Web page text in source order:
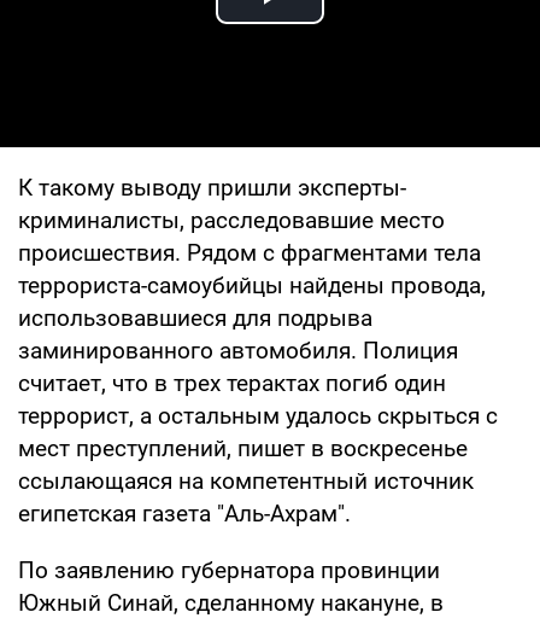
Play Video
К такому выводу пришли эксперты-
криминалисты, расследовавшие место
происшествия. Рядом с фрагментами тела
террориста-самоубийцы найдены провода,
использовавшиеся для подрыва
заминированного автомобиля. Полиция
считает, что в трех терактах погиб один
террорист, а остальным удалось скрыться с
мест преступлений, пишет в воскресенье
ссылающаяся на компетентный источник
египетская газета "Аль-Ахрам".
По заявлению губернатора провинции
Южный Синай, сделанному накануне, в